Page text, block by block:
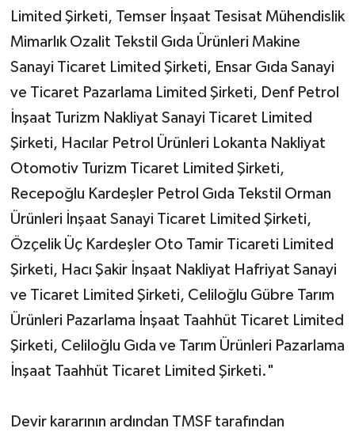
Limited Şirketi, Temser İnşaat Tesisat Mühendislik
Mimarlık Ozalit Tekstil Gıda Ürünleri Makine
Sanayi Ticaret Limited Şirketi, Ensar Gıda Sanayi
ve Ticaret Pazarlama Limited Şirketi, Denf Petrol
İnşaat Turizm Nakliyat Sanayi Ticaret Limited
Şirketi, Hacılar Petrol Ürünleri Lokanta Nakliyat
Otomotiv Turizm Ticaret Limited Şirketi,
Recepoğlu Kardeşler Petrol Gıda Tekstil Orman
Ürünleri İnşaat Sanayi Ticaret Limited Şirketi,
Özçelik Üç Kardeşler Oto Tamir Ticareti Limited
Şirketi, Hacı Şakir İnşaat Nakliyat Hafriyat Sanayi
ve Ticaret Limited Şirketi, Celiloğlu Gübre Tarım
Ürünleri Pazarlama İnşaat Taahhüt Ticaret Limited
Şirketi, Celiloğlu Gıda ve Tarım Ürünleri Pazarlama
İnşaat Taahhüt Ticaret Limited Şirketi."
Devir kararının ardından TMSF tarafından